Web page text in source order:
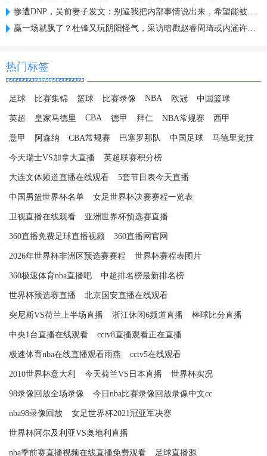
惨遭DNP，吴前妻子发文：别逼我把内部事情说出来，希望能被尊重
赢一场就飘了？杜锋又玩阴阳怪气，采访暗戳赵睿周琦或内涵许利民
热门标签
足球 比赛集锦 篮球 比赛录像 NBA 欧冠 中国篮球
英超 皇家马德里 CBA 德甲 拜仁 NBA常规赛 西甲
意甲 阿森纳 CBA常规赛 巴塞罗那队 中国足球 马德里竞技
今天瑞士VS加拿大直播 英超联赛积分榜
大连文体频道直播在线观看 5套节目表今天直播
中国男篮世界杯名单 女足世界杯决赛赛程一览表
卫视直播在线观看 亚洲世界杯预选赛直播
360直播免费足球直播视频 360直播网官网
2026年世界杯非洲区预选赛赛程 世界杯赛程表图片
360极速体育nba直播吧 中超排名榜最新排名榜
世界杯预选赛直播 北京国安直播在线观看
突尼斯VS荷兰上半场直播 浙江休闲6频道直播 棒球比分直播
中央1台直播在线观看 cctv8直播观看正在直播
极速体育nba在线直播观看雨燕 cctv5在线观看
2010世界杯意大利 今天荷兰VS日本直播 世界杯实况
98录像回放全场录像 今日nba比赛录像回放录像中文cc
nba98录像回放 女足世界杯2021冠亚军决赛
世界杯阿尔及利亚VS奥地利直播
nba季前赛直播视频在线直播免费观看 足球直播源